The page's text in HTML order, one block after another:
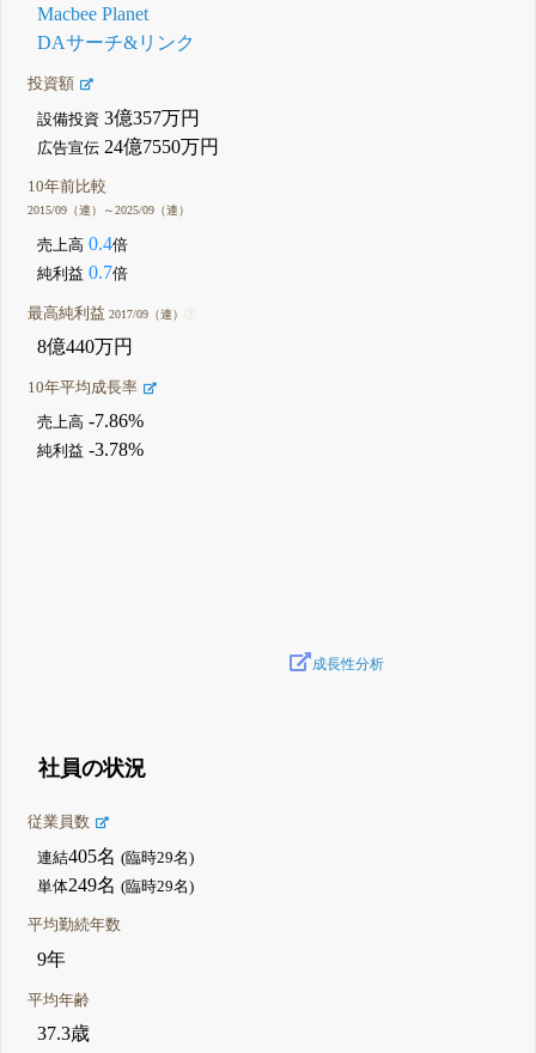
Macbee Planet
DAサーチ&リンク
投資額
設備投資 3億357万円
広告宣伝 24億7550万円
10年前比較
2015/09（連）～2025/09（連）
売上高 0.4倍
純利益 0.7倍
最高純利益2017/09（連）
8億440万円
10年平均成長率
売上高 -7.86%
純利益 -3.78%
成長性分析
社員の状況
従業員数
連結405名(臨時29名)
単体249名(臨時29名)
平均勤続年数
9年
平均年齢
37.3歳